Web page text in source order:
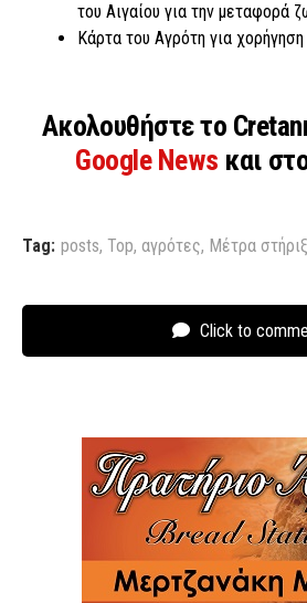
του Αιγαίου για την μεταφορά
Κάρτα του Αγρότη για
Ακολουθήστε το
Google News και
Tag: posts, Top, αγρότες, Μέτρα
Click to